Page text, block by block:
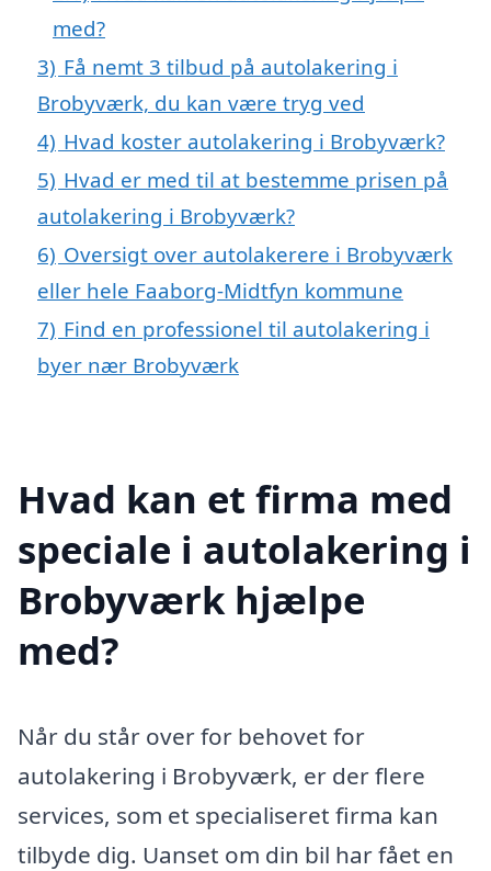
med?
3) Få nemt 3 tilbud på autolakering i
Brobyværk, du kan være tryg ved
4) Hvad koster autolakering i Brobyværk?
5) Hvad er med til at bestemme prisen på
autolakering i Brobyværk?
6) Oversigt over autolakerere i Brobyværk
eller hele Faaborg-Midtfyn kommune
7) Find en professionel til autolakering i
byer nær Brobyværk
Hvad kan et firma med
speciale i autolakering i
Brobyværk hjælpe
med?
Når du står over for behovet for
autolakering i Brobyværk, er der flere
services, som et specialiseret firma kan
tilbyde dig. Uanset om din bil har fået en